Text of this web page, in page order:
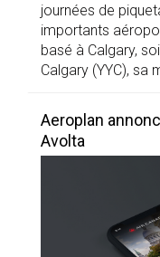
journées de
importants
basé à Calgary,
Calgary (YYC), sa
Aeroplan
Avolta